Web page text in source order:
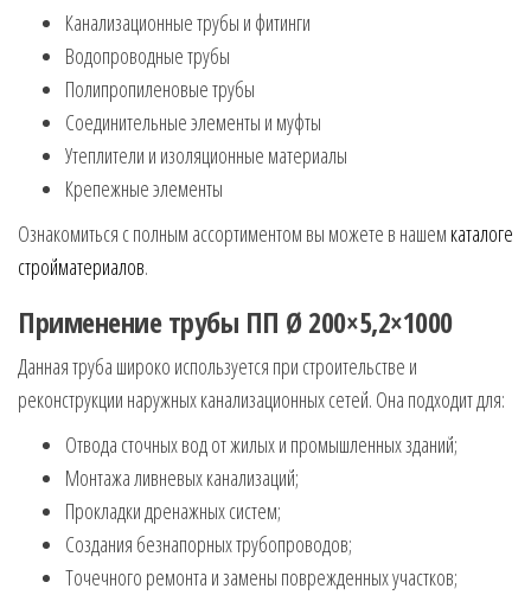
Канализационные трубы и фитинги
Водопроводные трубы
Полипропиленовые трубы
Соединительные элементы и муфты
Утеплители и изоляционные материалы
Крепежные элементы
Ознакомиться с полным ассортиментом вы можете в нашем каталоге
стройматериалов.
Применение трубы ПП Ø 200×5,2×1000
Данная труба широко используется при строительстве и
реконструкции наружных канализационных сетей. Она подходит для:
Отвода сточных вод от жилых и промышленных зданий;
Монтажа ливневых канализаций;
Прокладки дренажных систем;
Создания безнапорных трубопроводов;
Точечного ремонта и замены поврежденных участков;